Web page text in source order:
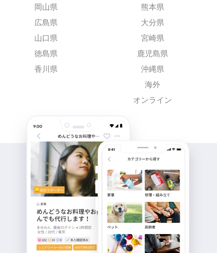
岡山県
広島県
山口県
徳島県
香川県
熊本県
大分県
宮崎県
鹿児島県
沖縄県
海外
オンライン